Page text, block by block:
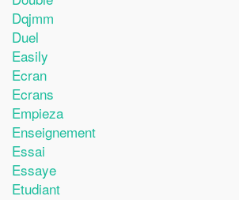
Dqjmm
Duel
Easily
Ecran
Ecrans
Empieza
Enseignement
Essai
Essaye
Etudiant